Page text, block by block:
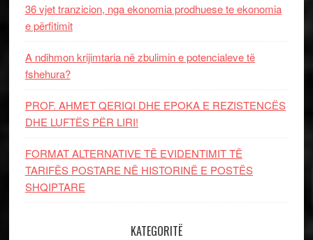
36 vjet tranzicion, nga ekonomia prodhuese te ekonomia
e përfitimit
A ndihmon krijimtaria në zbulimin e potencialeve të
fshehura?
PROF. AHMET QERIQI DHE EPOKA E REZISTENCЁS
DHE LUFTЁS PЁR LIRI!
FORMAT ALTERNATIVE TË EVIDENTIMIT TË
TARIFËS POSTARE NË HISTORINË E POSTËS
SHQIPTARE
KATEGORITË